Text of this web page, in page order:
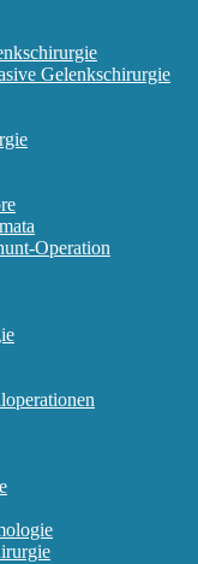
Gelenkschirurgie
Operation